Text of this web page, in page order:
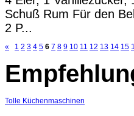
Schuß Rum Für den
2 P...
« 1 2 3 4 5 6 7 8 9 10 11 12 13 14 15
Tolle Küchenmaschinen